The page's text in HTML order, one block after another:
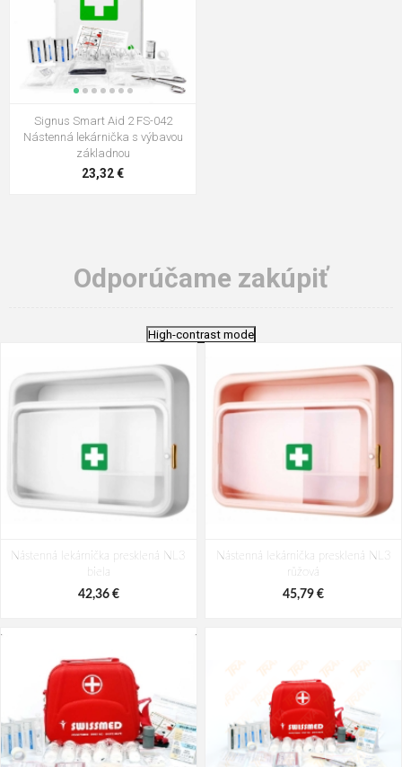
Signus Smart Aid 2 FS-042
Nástenná lekárnička s výbavou
základnou
23,32 €
Odporúčame zakúpiť
High-contrast mode
Nástenná lekárnička presklená NL3
biela
42,36 €
Nástenná lekárnička presklená NL3
růžová
45,79 €